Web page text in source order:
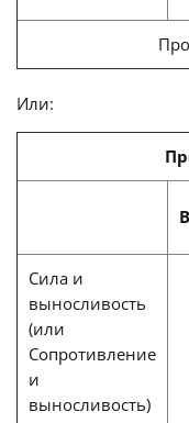
Или:
Сила и
выносливость
(или
Сопротивление
и
выносливость)